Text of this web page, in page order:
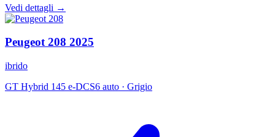
Vedi dettagli →
Peugeot208 2025
ibrido
GT Hybrid 145 e-DCS6 auto · Grigio